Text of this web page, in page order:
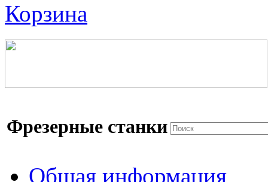
Корзина
Фрезерные станки
Общая информация